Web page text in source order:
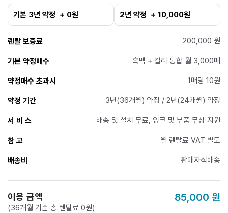
기본 3년 약정 + 0원 2년 약정 + 10,000원
이용 금액 85,000 원
(36개월 기준 총 렌탈료 0원)
렌탈 보증료 200,000 원
기본 약정매수 흑백 + 컬러 통합 월 3,000매
약정매수 초과시 1매당 10원
약정 기간 3년(36개월) 약정 / 2년(24개월) 약정
서 비 스 배송 및 설치 무료, 잉크 및 부품 무상 지원
참 고 월 렌탈료 VAT 별도
배송비 판매자직배송